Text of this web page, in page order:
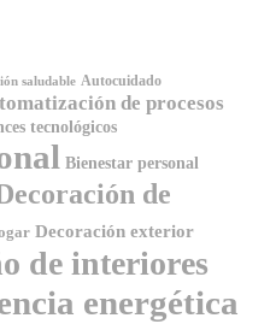
saludable Autocuidado
de procesos
tecnológicos
Bienestar personal
de
Decoración exterior
de interiores
energética